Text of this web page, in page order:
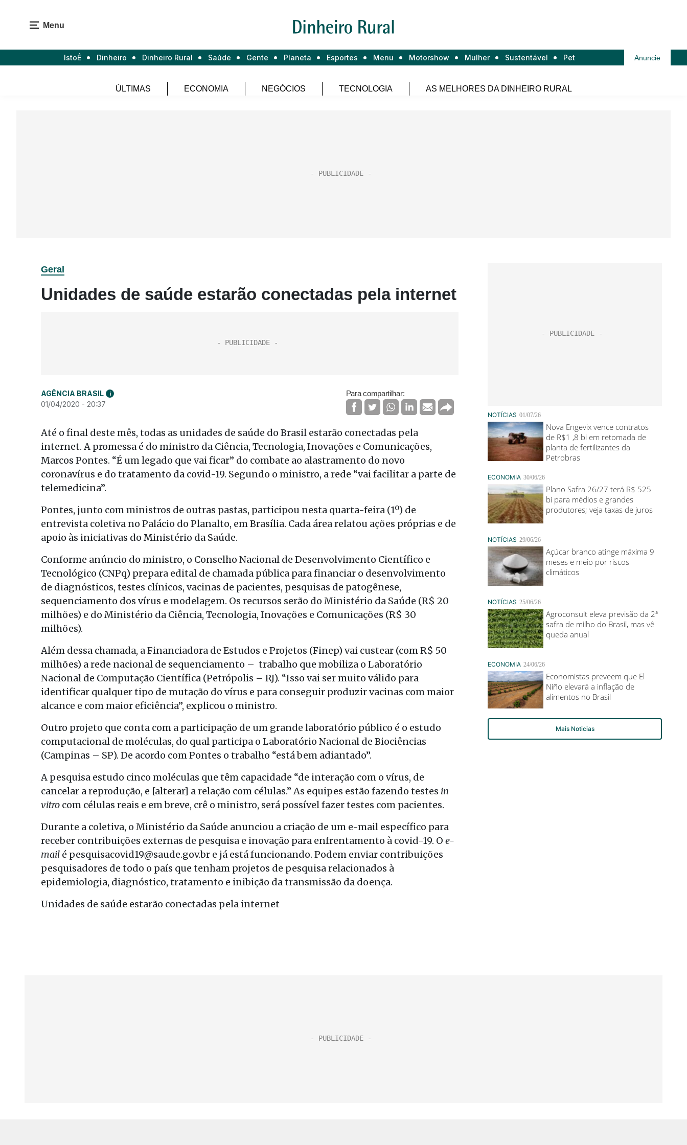
Menu
IstoÉ Dinheiro Dinheiro Rural Saúde Gente Planeta Esportes Menu Motorshow Mulher Sustentável Pet Anuncie
ÚLTIMAS ECONOMIA NEGÓCIOS TECNOLOGIA AS MELHORES DA DINHEIRO RURAL
Geral
Unidades de saúde estarão conectadas pela internet
AGÊNCIA BRASIL i
01/04/2020 - 20:37
Para compartilhar:
Até o final deste mês, todas as unidades de saúde do Brasil estarão conectadas pela
internet. A promessa é do ministro da Ciência, Tecnologia, Inovações e Comunicações,
Marcos Pontes. “É um legado que vai ficar” do combate ao alastramento do novo
coronavírus e do tratamento da covid-19. Segundo o ministro, a rede “vai facilitar a parte de
telemedicina”.
Pontes, junto com ministros de outras pastas, participou nesta quarta-feira (1º) de
entrevista coletiva no Palácio do Planalto, em Brasília. Cada área relatou ações próprias e de
apoio às iniciativas do Ministério da Saúde.
Conforme anúncio do ministro, o Conselho Nacional de Desenvolvimento Científico e
Tecnológico (CNPq) prepara edital de chamada pública para financiar o desenvolvimento
de diagnósticos, testes clínicos, vacinas de pacientes, pesquisas de patogênese,
sequenciamento dos vírus e modelagem. Os recursos serão do Ministério da Saúde (R$ 20
milhões) e do Ministério da Ciência, Tecnologia, Inovações e Comunicações (R$ 30
milhões).
Além dessa chamada, a Financiadora de Estudos e Projetos (Finep) vai custear (com R$ 50
milhões) a rede nacional de sequenciamento – trabalho que mobiliza o Laboratório
Nacional de Computação Científica (Petrópolis – RJ). “Isso vai ser muito válido para
identificar qualquer tipo de mutação do vírus e para conseguir produzir vacinas com maior
alcance e com maior eficiência”, explicou o ministro.
Outro projeto que conta com a participação de um grande laboratório público é o estudo
computacional de moléculas, do qual participa o Laboratório Nacional de Biociências
(Campinas – SP). De acordo com Pontes o trabalho “está bem adiantado”.
A pesquisa estudo cinco moléculas que têm capacidade “de interação com o vírus, de
cancelar a reprodução, e [alterar] a relação com células.” As equipes estão fazendo testes in
vitro com células reais e em breve, crê o ministro, será possível fazer testes com pacientes.
Durante a coletiva, o Ministério da Saúde anunciou a criação de um e-mail específico para
receber contribuições externas de pesquisa e inovação para enfrentamento à covid-19. O e-
mail é pesquisacovid19@saude.gov.br e já está funcionando. Podem enviar contribuições
pesquisadores de todo o país que tenham projetos de pesquisa relacionados à
epidemiologia, diagnóstico, tratamento e inibição da transmissão da doença.
Unidades de saúde estarão conectadas pela internet